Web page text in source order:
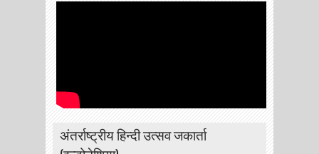
अंतर्राष्ट्रीय हिन्दी उत्सव जकार्ता